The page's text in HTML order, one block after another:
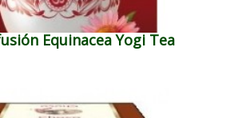
Equinacea Yogi Tea